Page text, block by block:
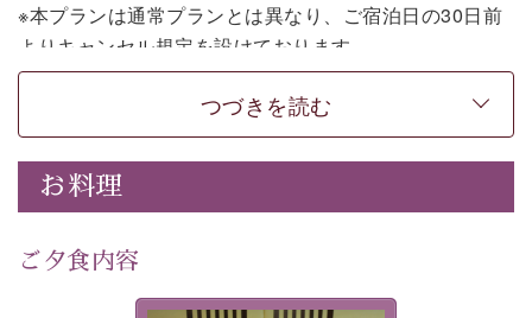
※本プランは通常プランとは異なり、ご宿泊日の30日前
よりキャンセル規定を設けております。
※本プランは素泊まりのプランです。2食付きでご利用ご
【公式限定価格】早割プラン（30日前
まで）」をご利用ください。
上諏訪温泉しんゆでは、30日前までのご予約で、5%割
意しております。
諏訪湖の穏やかな景色、心身を解きほぐす温泉、そして
つづきを読む
お料理
ご夕食内容